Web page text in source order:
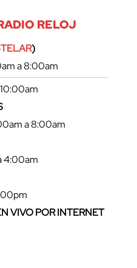
RELOJ
)
a 8:00am
a 8:00am
4:00am
VIVO POR INTERNET